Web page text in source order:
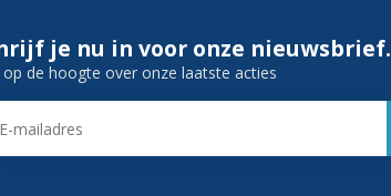
je nu in voor onze nieuwsbrief.
de hoogte over onze laatste acties